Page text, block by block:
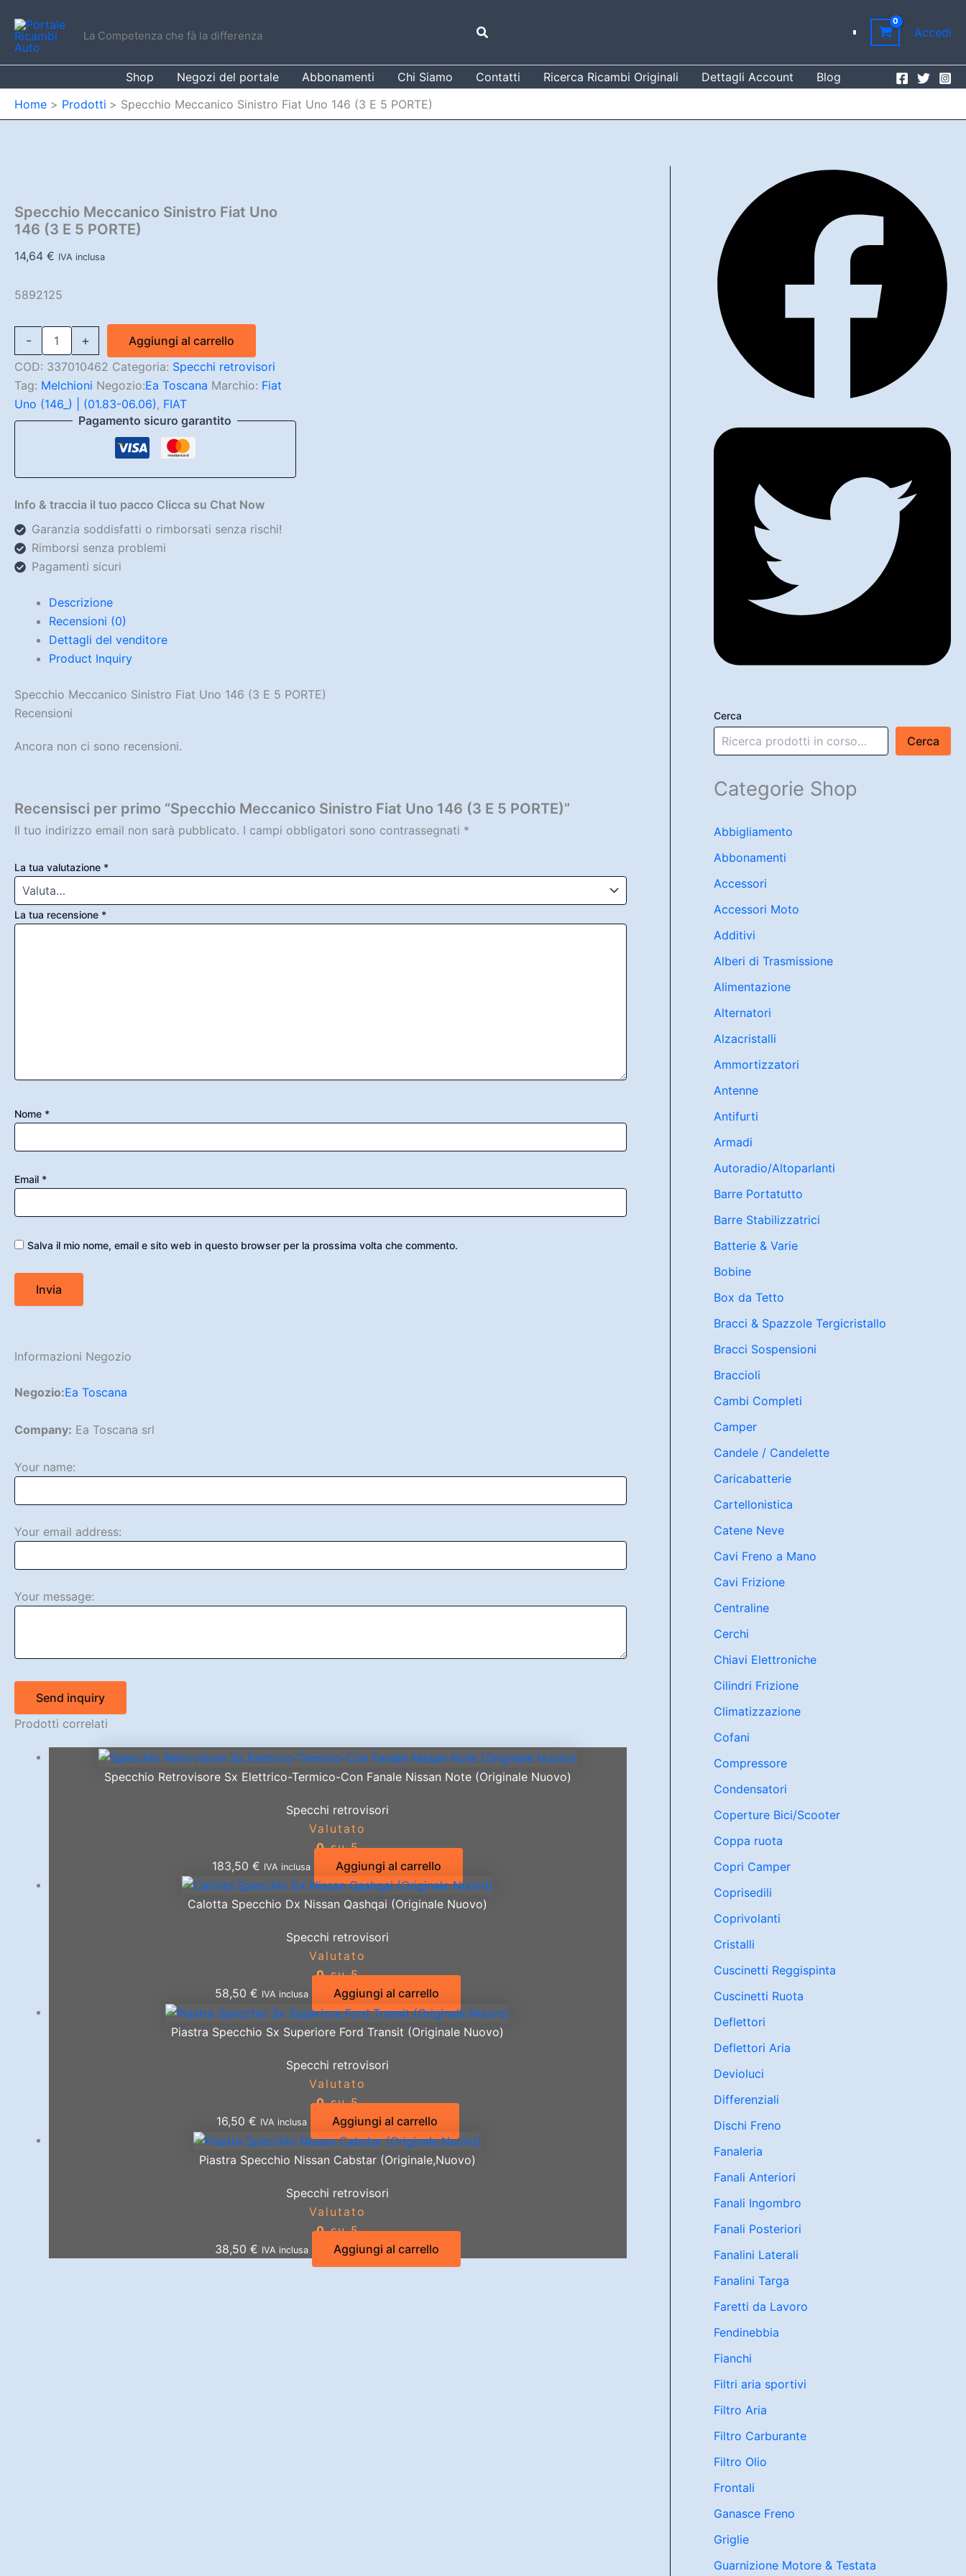
contenuto
La Competenza che fà la differenza Cerca Accedi
Shop Negozi del portale Abbonamenti Chi Siamo Contatti Ricerca Ricambi Originali Dettagli Account
Blog
Home
Prodotti Specchio Meccanico Sinistro Fiat Uno 146 (3 E 5 PORTE)
Specchio Meccanico Sinistro Fiat Uno
146 (3 E 5 PORTE)
14,64 € IVA inclusa
5892125
-
Specchio
Meccanico
Sinistro
Uno
146
(3
quantità
+
Aggiungi al carrello
COD: 337010462 Categoria: Specchi retrovisori
Tag: Melchioni Negozio:Ea Toscana Marchio: Fiat
Uno (146_) | (01.83-06.06), FIAT
Pagamento sicuro garantito
Info & traccia il tuo pacco Clicca su Chat Now
Garanzia soddisfatti o rimborsati senza rischi!
Rimborsi senza problemi
Pagamenti sicuri
Descrizione
Recensioni (0)
Dettagli del venditore
Product Inquiry
Specchio Meccanico Sinistro Fiat Uno 146 (3 E 5 PORTE)
Recensioni
Ancora non ci sono recensioni.
Recensisci per primo “Specchio Meccanico Sinistro Fiat Uno 146 (3 E 5 PORTE)”
Il tuo indirizzo email non sarà pubblicato. I campi obbligatori sono contrassegnati *
La tua valutazione *
La tua recensione *
Nome *
Email *
Salva il mio nome, email e sito web in questo browser per la prossima volta che commento.
Informazioni Negozio
Negozio:Ea Toscana
Company: Ea Toscana srl
Your name:
Your email address:
Your message:
Send inquiry
Prodotti correlati
Specchio Retrovisore Sx Elettrico-Termico-Con Fanale Nissan Note (Originale Nuovo)
Specchi retrovisori
Valutato
0su 5
183,50€ IVA inclusa Aggiungi al carrello
Calotta Specchio Dx Nissan Qashqai (Originale Nuovo)
Specchi retrovisori
Valutato
0su 5
58,50 € IVA inclusa Aggiungi al carrello
Piastra Specchio Sx Superiore Ford Transit (Originale Nuovo)
Specchi retrovisori
Valutato
0su 5
16,50 € IVA inclusa Aggiungi al carrello
Piastra Specchio Nissan Cabstar (Originale,Nuovo)
Specchi retrovisori
Valutato
0su 5
38,50 € IVA inclusa Aggiungi al carrello
Cerca
Cerca
Categorie Shop
Abbigliamento
Abbonamenti
Accessori
Accessori Moto
Additivi
Alberi di Trasmissione
Alimentazione
Alternatori
Alzacristalli
Ammortizzatori
Antenne
Antifurti
Armadi
Autoradio/Altoparlanti
Barre Portatutto
Barre Stabilizzatrici
Batterie & Varie
Bobine
Box da Tetto
Bracci & Spazzole Tergicristallo
Bracci Sospensioni
Braccioli
Cambi Completi
Camper
Candele / Candelette
Caricabatterie
Cartellonistica
Catene Neve
Cavi Freno a Mano
Cavi Frizione
Centraline
Cerchi
Chiavi Elettroniche
Cilindri Frizione
Climatizzazione
Cofani
Compressore
Condensatori
Coperture Bici/Scooter
Coppa ruota
Copri Camper
Coprisedili
Coprivolanti
Cristalli
Cuscinetti Reggispinta
Cuscinetti Ruota
Deflettori
Deflettori Aria
Devioluci
Differenziali
Dischi Freno
Fanaleria
Fanali Anteriori
Fanali Ingombro
Fanali Posteriori
Fanalini Laterali
Fanalini Targa
Faretti da Lavoro
Fendinebbia
Fianchi
Filtri aria sportivi
Filtro Aria
Filtro Carburante
Filtro Olio
Frontali
Ganasce Freno
Griglie
Guarnizione Motore & Testata